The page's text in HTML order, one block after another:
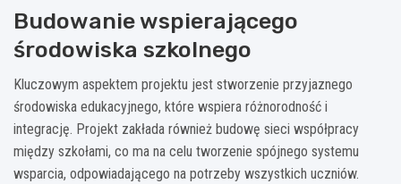
Budowanie wspierającego
środowiska szkolnego
Kluczowym aspektem projektu jest stworzenie przyjaznego
środowiska edukacyjnego, które wspiera różnorodność i
integrację. Projekt zakłada również budowę sieci współpracy
między szkołami, co ma na celu tworzenie spójnego systemu
wsparcia, odpowiadającego na potrzeby wszystkich uczniów.